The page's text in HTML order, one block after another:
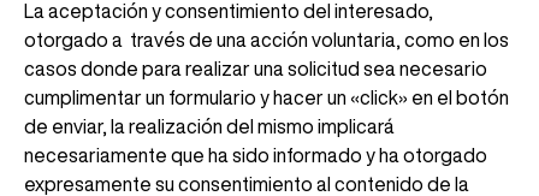
La aceptación y consentimiento del interesado,
otorgado a través de una acción voluntaria, como en los
casos donde para realizar una solicitud sea necesario
cumplimentar un formulario y hacer un «click» en el botón
de enviar, la realización del mismo implicará
necesariamente que ha sido informado y ha otorgado
expresamente su consentimiento al contenido de la